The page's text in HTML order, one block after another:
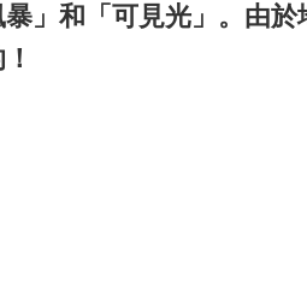
」和「可見光」。由於